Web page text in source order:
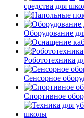
средства для
Оборудование
Робототехника
Сенсорное
Спортивное